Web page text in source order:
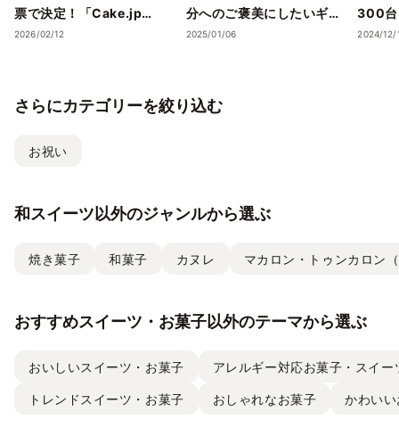
票で決定！「Cake.jp
Award 2026」受賞店舗を
ツの名店が集結 ―
2026/02/12
分へのご褒美にしたいギフ
トスイーツ・ケーキ”5選
2025/01/06
300台
スイ
2024/12/
さらにカテゴリーを絞り込む
お祝い
和スイーツ以外のジャンルから選ぶ
焼き菓子 和菓子 カヌレ マカロン・トゥンカロン
おすすめスイーツ・お菓子以外のテーマから選ぶ
おいしいスイーツ・お菓子 アレルギー対応お菓子・スイー
トレンドスイーツ・お菓子 おしゃれなお菓子 かわい